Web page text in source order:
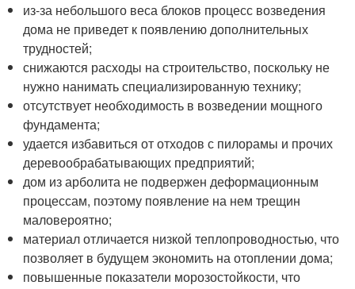
из-за небольшого веса блоков процесс возведения
дома не приведет к появлению дополнительных
трудностей;
снижаются расходы на строительство, поскольку не
нужно нанимать специализированную технику;
отсутствует необходимость в возведении мощного
фундамента;
удается избавиться от отходов с пилорамы и прочих
деревообрабатывающих предприятий;
дом из арболита не подвержен деформационным
процессам, поэтому появление на нем трещин
маловероятно;
материал отличается низкой теплопроводностью, что
позволяет в будущем экономить на отоплении дома;
повышенные показатели морозостойкости, что